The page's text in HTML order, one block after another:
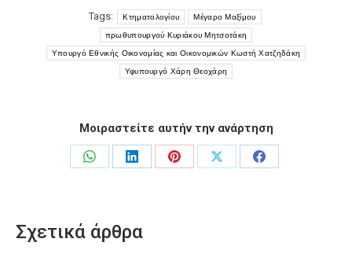
Tags:
Κτηματολογίου Μέγαρο Μαξίμου
πρωθυπουργού Κυριάκου Μητσοτάκη
Υπουργό Εθνικής Οικονομίας και Οικονομικών Κωστή Χατζηδάκη
Υφυπουργό Χάρη Θεοχάρη
Μοιραστείτε αυτήν την ανάρτηση
Share
Share
Share
Share
Share
Σχετικά άρθρα